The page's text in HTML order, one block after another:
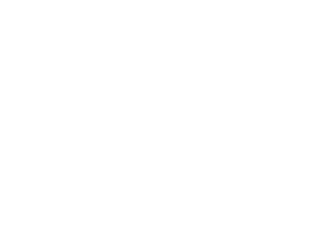
Rettungsdienstes und der Feuerwehr senden.
kann es sich um verschiedene Delikte handeln.
Bundeslandes erfolgt über den Ereignisort. Nach Auswahl
(beispielsweise Personalien, Handynummer, Mailadresse).
Erfassung wird begleitet von rechtlichen Belehrungen
oder gestohlenen Gegenständen mit der Anzeige zu
Stelle.
die außerhalb Deutschlands beziehungsweise in einem